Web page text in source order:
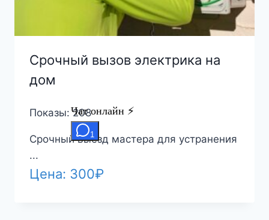
Срочный вызов электрика на
дом
Показы: 208
Срочный выезд мастера для устранения
...
Цена: 300₽